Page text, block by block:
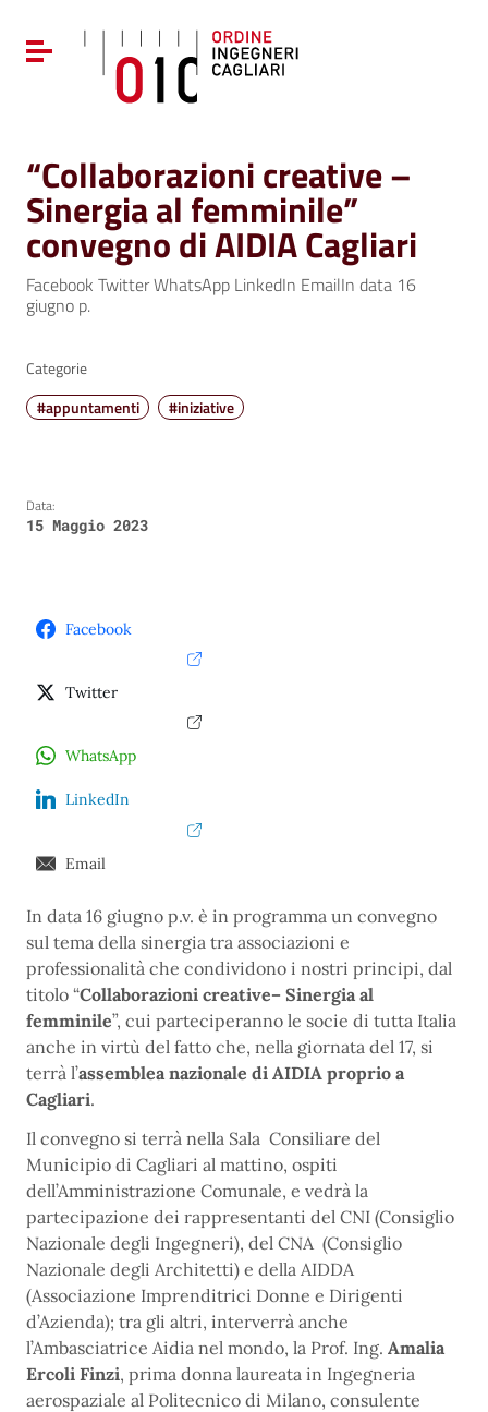
Vai al menu di navigazione
Vai al footer
Attiva / disattiva la navigazione
“Collaborazioni creative –
Sinergia al femminile”
convegno di AIDIA Cagliari
Facebook Twitter WhatsApp LinkedIn EmailIn data 16
giugno p.
Categorie
#appuntamenti
#iniziative
Data:
15 Maggio 2023
Facebook
Twitter
WhatsApp
LinkedIn
Email
In data 16 giugno p.v. è in programma un convegno
sul tema della sinergia tra associazioni e
professionalità che condividono i nostri principi, dal
titolo “Collaborazioni creative– Sinergia al
femminile”, cui parteciperanno le socie di tutta Italia
anche in virtù del fatto che, nella giornata del 17, si
terrà l’assemblea nazionale di AIDIA proprio a
Cagliari.
Il convegno si terrà nella Sala Consiliare del
Municipio di Cagliari al mattino, ospiti
dell’Amministrazione Comunale, e vedrà la
partecipazione dei rappresentanti del CNI (Consiglio
Nazionale degli Ingegneri), del CNA (Consiglio
Nazionale degli Architetti) e della AIDDA
(Associazione Imprenditrici Donne e Dirigenti
d’Azienda); tra gli altri, interverrà anche
l’Ambasciatrice Aidia nel mondo, la Prof. Ing. Amalia
Ercoli Finzi, prima donna laureata in Ingegneria
aerospaziale al Politecnico di Milano, consulente